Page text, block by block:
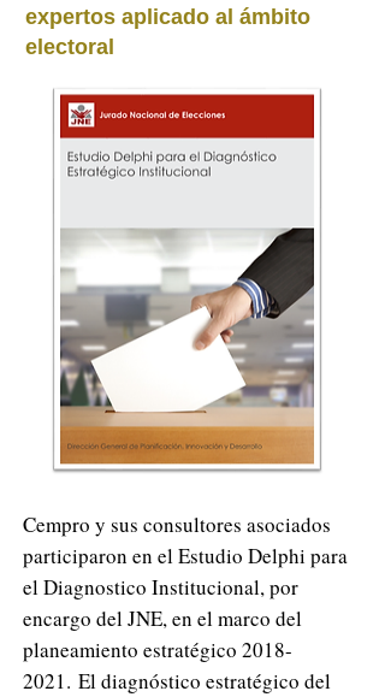
expertos aplicado al ámbito
electoral
Cempro y sus consultores asociados
participaron en el Estudio Delphi para
el Diagnostico Institucional, por
encargo del JNE, en el marco del
planeamiento estratégico 2018-
2021. El diagnóstico estratégico del